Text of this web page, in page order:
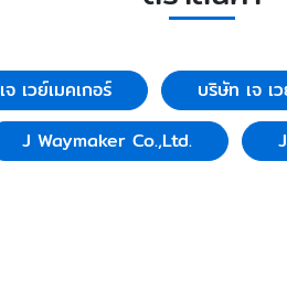
เจ เวย์เมคเกอร์
บริษัท เจ เ
J Waymaker Co.,Ltd.